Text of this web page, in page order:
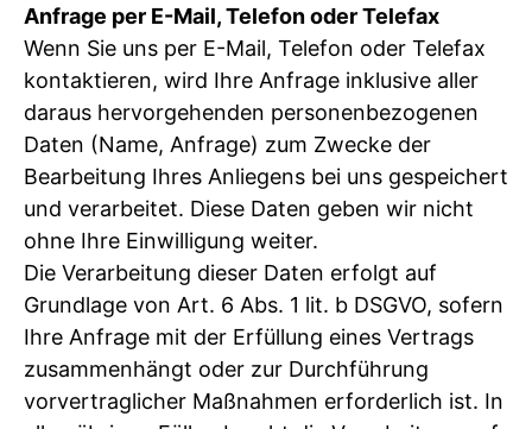
Anfrage per E-Mail, Telefon oder Telefax
Wenn Sie uns per E-Mail, Telefon oder Telefax
kontaktieren, wird Ihre Anfrage inklusive aller
daraus hervorgehenden personenbezogenen
Daten (Name, Anfrage) zum Zwecke der
Bearbeitung Ihres Anliegens bei uns gespeichert
und verarbeitet. Diese Daten geben wir nicht
ohne Ihre Einwilligung weiter.
Die Verarbeitung dieser Daten erfolgt auf
Grundlage von Art. 6 Abs. 1 lit. b DSGVO, sofern
Ihre Anfrage mit der Erfüllung eines Vertrags
zusammenhängt oder zur Durchführung
vorvertraglicher Maßnahmen erforderlich ist. In